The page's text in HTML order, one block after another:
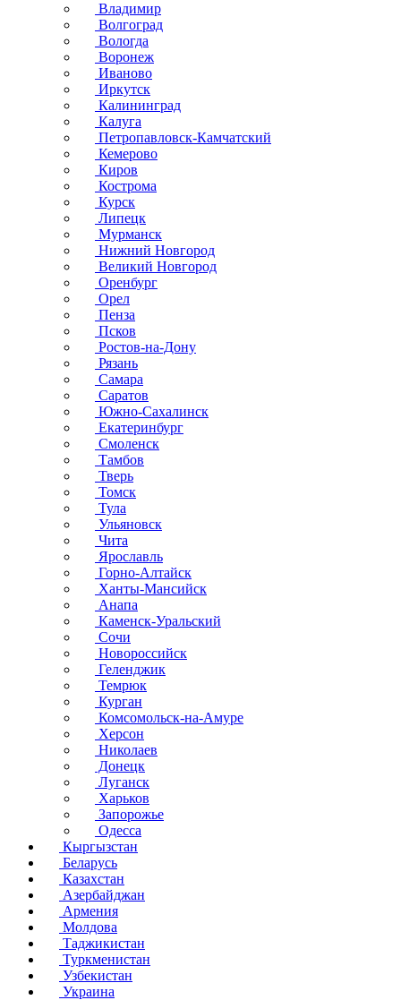
Владимир
Волгоград
Вологда
Воронеж
Иваново
Иркутск
Калининград
Калуга
Петропавловск-Камчатский
Кемерово
Киров
Кострома
Курск
Липецк
Мурманск
Нижний Новгород
Великий Новгород
Оренбург
Орел
Пенза
Псков
Ростов-на-Дону
Рязань
Самара
Саратов
Южно-Сахалинск
Екатеринбург
Смоленск
Тамбов
Тверь
Томск
Тула
Ульяновск
Чита
Ярославль
Горно-Алтайск
Ханты-Мансийск
Анапа
Каменск-Уральский
Сочи
Новороссийск
Геленджик
Темрюк
Курган
Комсомольск-на-Амуре
Херсон
Николаев
Донецк
Луганск
Харьков
Запорожье
Одесса
Кыргызстан
Беларусь
Казахстан
Азербайджан
Армения
Молдова
Таджикистан
Туркменистан
Узбекистан
Украина